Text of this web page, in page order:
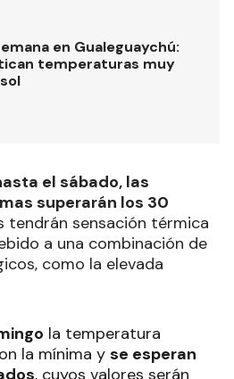
en Gualeguaychú:
temperaturas muy
el sábado, las
superarán los 30
tendrán sensación térmica
a una combinación de
como la elevada
la temperatura
la mínima y se esperan
, cuyos valores serán